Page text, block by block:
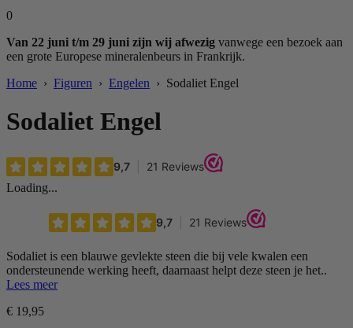
0
Van 22 juni t/m 29 juni zijn wij afwezig vanwege een bezoek aan
een grote Europese mineralenbeurs in Frankrijk.
Home › Figuren › Engelen › Sodaliet Engel
Sodaliet Engel
Loading...
Sodaliet is een blauwe gevlekte steen die bij vele kwalen een
ondersteunende werking heeft, daarnaast helpt deze steen je het..
Lees meer
€ 19,95